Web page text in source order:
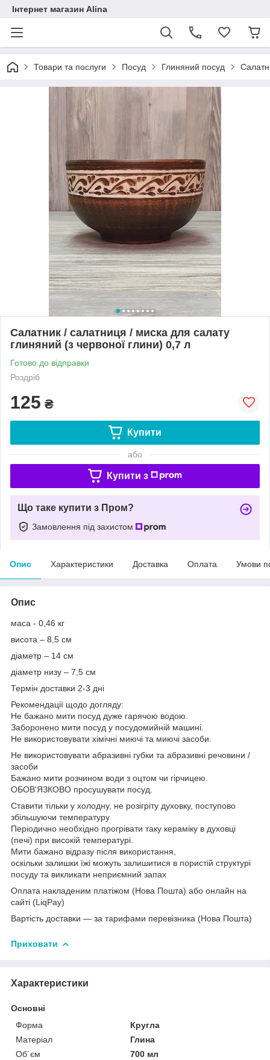
Інтернет магазин Alina
Товари та послуги Посуд Глиняний посуд
Салатник / салатниця / миска для салату
глиняний (з червоної глини) 0,7 л
Готово до відправки
Роздріб
125 ₴
Купити
або
Купити з
Що таке купити з Пром?
Замовлення під захистом
Опис Характеристики Доставка Оплата Умови
Опис
маса - 0,46 кг
висота – 8,5 см
діаметр – 14 см
діаметр низу – 7,5 см
Термін доставки 2-3 дні
Рекомендації щодо догляду:
Не бажано мити посуд дуже гарячою водою.
Заборонено мити посуд у посудомийній машині.
Не використовувати хімічні миючі та миючі засоби.
Не використовувати абразивні губки та абразивні речовини /
засоби
Бажано мити розчином води з оцтом чи гірчицею.
ОБОВ'ЯЗКОВО просушувати посуд.
Ставити тільки у холодну, не розігріту духовку, поступово
збільшуючи температуру
Періодично необхідно прогрівати таку кераміку в духовці
(печі) при високій температурі.
Мити бажано відразу після використання,
оскільки залишки їжі можуть залишитися в пористій структурі
посуду та викликати неприємний запах
Оплата накладеним платіжом (Нова Пошта) або онлайн на
сайті (LiqPay)
Вартість доставки — за тарифами перевізника (Нова Пошта)
Приховати
Характеристики
Основні
Форма
Кругла
Матеріал
Глина
Об`єм
700 мл